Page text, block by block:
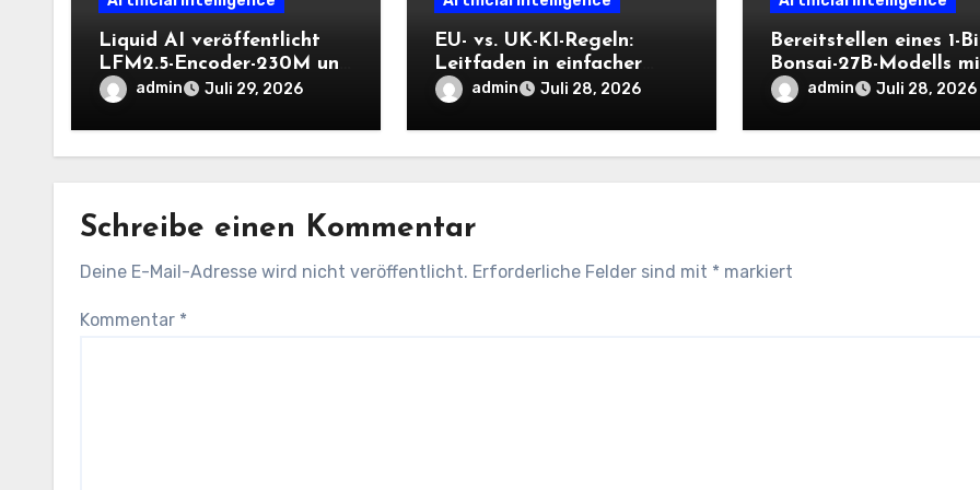
Liquid AI veröffentlicht
LFM2.5-Encoder-230M und
LFM2.5-Encoder-350M:
Bidirektionale Encoder, die
bei 8K-Kontext auf der
CPU schnell bleiben
admin Juli 29, 2026
EU- vs. UK-KI-Regeln:
Leitfaden in einfacher
englischer Sprache
admin Juli 28, 2026
Bereitstellen eines 1-
Bonsai-27B-Modells
PrismML llama.cpp und
OpenAI-kompatiblen
lokalen Inferenz-
admin Juli 28, 2026
Schreibe einen Kommentar
Deine E-Mail-Adresse wird nicht veröffentlicht. Erforderliche Felder sind mit * markiert
Kommentar *